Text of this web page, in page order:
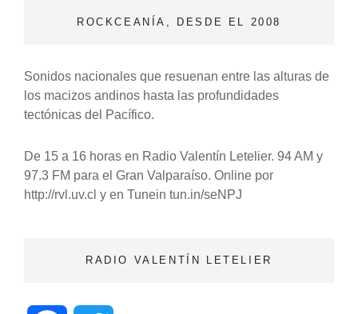
ROCKCEANÍA, DESDE EL 2008
Sonidos nacionales que resuenan entre las alturas de
los macizos andinos hasta las profundidades
tectónicas del Pacífico.
De 15 a 16 horas en Radio Valentín Letelier. 94 AM y
97.3 FM para el Gran Valparaíso. Online por
http://rvl.uv.cl y en Tunein tun.in/seNPJ
RADIO VALENTÍN LETELIER